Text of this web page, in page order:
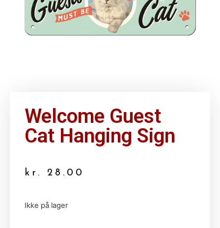
Welcome Guest
Cat Hanging Sign
kr. 28.00
Ikke på lager